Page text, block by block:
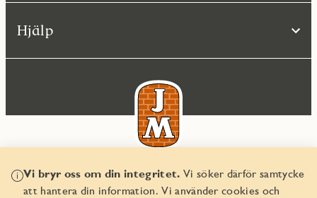
Vi bryr oss om din integritet. Vi söker därför samtycke
att hantera din information. Vi använder cookies och
Hjälp
© JM AB 2026
Organisationsnummer 556045-2103